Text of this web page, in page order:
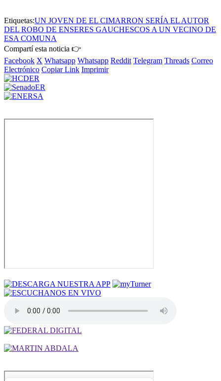
Etiquetas:UN JOVEN DE EL CIMARRON SERÍA EL AUTOR
DEL ROBO DE ENSERES GAUCHESCOS A UN VECINO DE
ESA COMUNA
Compartí esta noticia 👉
Facebook X Whatsapp Whatsapp Reddit Telegram Threads Correo
Electrónico Copiar Link Imprimir